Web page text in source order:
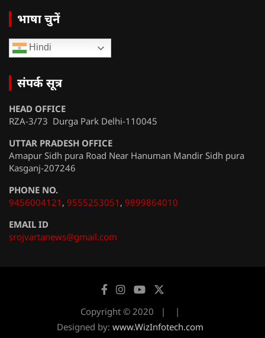
भाषा चुनें
Hindi
संपर्क सूत्र
HEAD OFFICE
RZA-3/73 Durga Park Delhi-110045
UTTAR PRADESH OFFICE
Amapur Sidh pura Road Near Hanuman Mandir Sidh pura
Kasganj-207246
PHONE NO.
9456004121 , 9555253051 , 9899864010
EMAIL ID
srojvartanews@gmail.com
Copyright © 2020
Designed by: www.WizInfotech.com